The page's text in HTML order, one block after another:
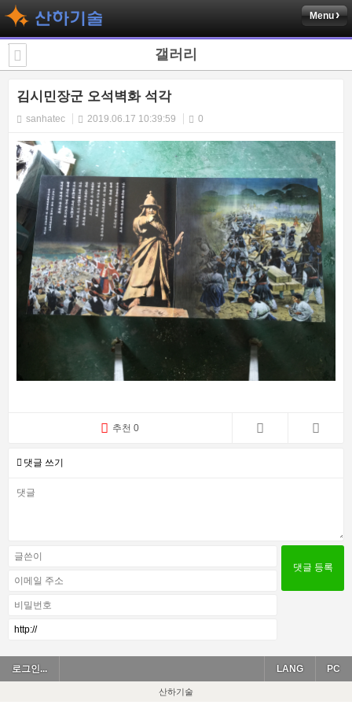
Menu
갤러리
김시민장군 오석벽화 석각
sanhatec 2019.06.17 10:39:59 0
추천 0
댓글 쓰기
로그인... PC
LANG
산하기술